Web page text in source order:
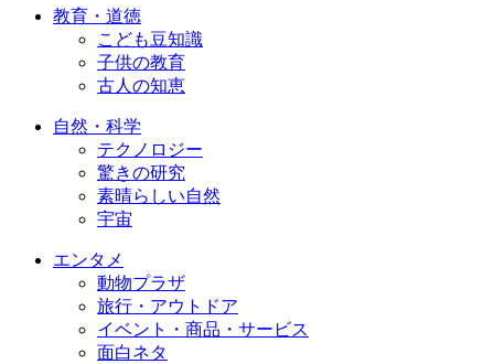
教育・道徳
こども豆知識
子供の教育
古人の知恵
自然・科学
テクノロジー
驚きの研究
素晴らしい自然
宇宙
エンタメ
動物プラザ
旅行・アウトドア
イベント・商品・サービス
面白ネタ